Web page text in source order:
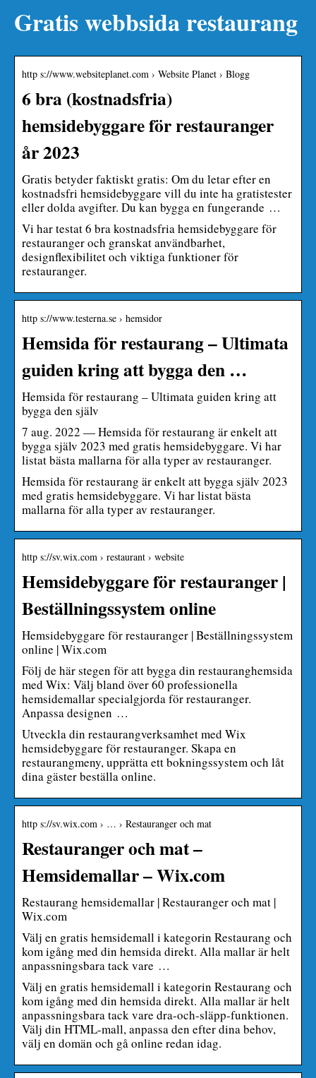
Gratis webbsida restaurang
http s://www.websiteplanet.com › Website Planet › Blogg
6 bra (kostnadsfria)
hemsidebyggare för restauranger
år 2023
Gratis betyder faktiskt gratis: Om du letar efter en
kostnadsfri hemsidebyggare vill du inte ha gratistester
eller dolda avgifter. Du kan bygga en fungerande …
Vi har testat 6 bra kostnadsfria hemsidebyggare för
restauranger och granskat användbarhet,
designflexibilitet och viktiga funktioner för
restauranger.
http s://www.testerna.se › hemsidor
Hemsida för restaurang – Ultimata
guiden kring att bygga den …
Hemsida för restaurang – Ultimata guiden kring att
bygga den själv
7 aug. 2022 — Hemsida för restaurang är enkelt att
bygga själv 2023 med gratis hemsidebyggare. Vi har
listat bästa mallarna för alla typer av restauranger.
Hemsida för restaurang är enkelt att bygga själv 2023
med gratis hemsidebyggare. Vi har listat bästa
mallarna för alla typer av restauranger.
http s://sv.wix.com › restaurant › website
Hemsidebyggare för restauranger |
Beställningssystem online
Hemsidebyggare för restauranger | Beställningssystem
online | Wix.com
Följ de här stegen för att bygga din restauranghemsida
med Wix: Välj bland över 60 professionella
hemsidemallar specialgjorda för restauranger.
Anpassa designen …
Utveckla din restaurangverksamhet med Wix
hemsidebyggare för restauranger. Skapa en
restaurangmeny, upprätta ett bokningssystem och låt
dina gäster beställa online.
http s://sv.wix.com › … › Restauranger och mat
Restauranger och mat –
Hemsidemallar – Wix.com
Restaurang hemsidemallar | Restauranger och mat |
Wix.com
Välj en gratis hemsidemall i kategorin Restaurang och
kom igång med din hemsida direkt. Alla mallar är helt
anpassningsbara tack vare …
Välj en gratis hemsidemall i kategorin Restaurang och
kom igång med din hemsida direkt. Alla mallar är helt
anpassningsbara tack vare dra-och-släpp-funktionen.
Välj din HTML-mall, anpassa den efter dina behov,
välj en domän och gå online redan idag.